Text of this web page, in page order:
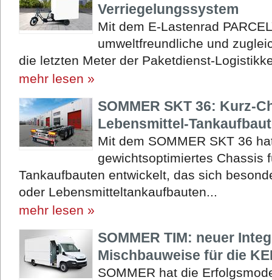
Verriegelungssystem
Mit dem E-Lastenrad
umweltfreundliche und
die letzten Meter der Paketdienst-
mehr lesen »
SOMMER SKT 36: Kurz-
Lebensmittel-
Mit dem SOMMER SKT 36
gewichtsoptimiertes Chassis
Tankaufbauten entwickelt, das sich
oder Lebensmitteltankaufbauten...
mehr lesen »
SOMMER TIM: neuer
Mischbauweise für die
SOMMER hat die